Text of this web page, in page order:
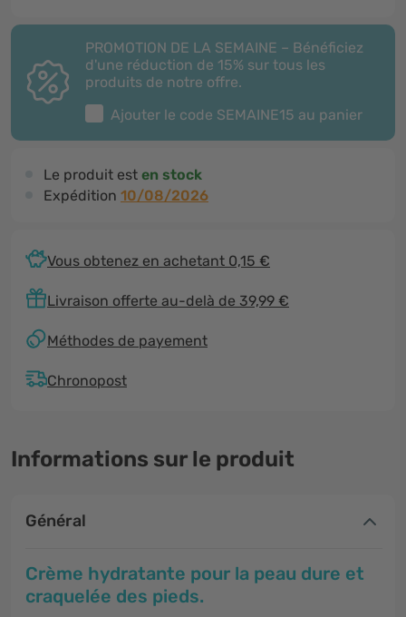
PROMOTION DE LA SEMAINE – Bénéficiez
d'une réduction de 15% sur tous les
produits de notre offre.
Ajouter le code SEMAINE15 au panier
Le produit est en stock
Expédition 10/08/2026
Vous obtenez en achetant 0,15 €
Livraison offerte au-delà de 39,99 €
Méthodes de payement
Chronopost
Informations sur le produit
Général
Crème hydratante pour la peau dure et
craquelée des pieds.